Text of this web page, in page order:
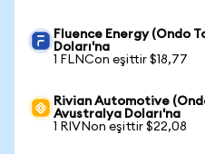
Fluence Energy (Ondo
Doları'na
1 FLNCon eşittir $18,77
Rivian Automotive
Avustralya Doları'na
1 RIVNon eşittir $22,08